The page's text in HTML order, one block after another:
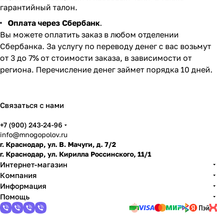
гарантийный талон.
Оплата через Сбербанк.
Вы можете оплатить заказ в любом отделении
Сбербанка. За услугу по переводу денег с вас возьмут
от 3 до 7% от стоимости заказа, в зависимости от
региона. Перечисление денег займет порядка 10 дней.
Связаться с нами
+7 (900) 243-24-96
info@mnogopolov.ru
г. Краснодар, ул. В. Мачуги, д. 7/2
г. Краснодар, ул. Кирилла Россинского, 11/1
Интернет-магазин
Компания
Информация
Помощь